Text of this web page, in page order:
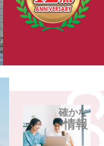
確かな
情報